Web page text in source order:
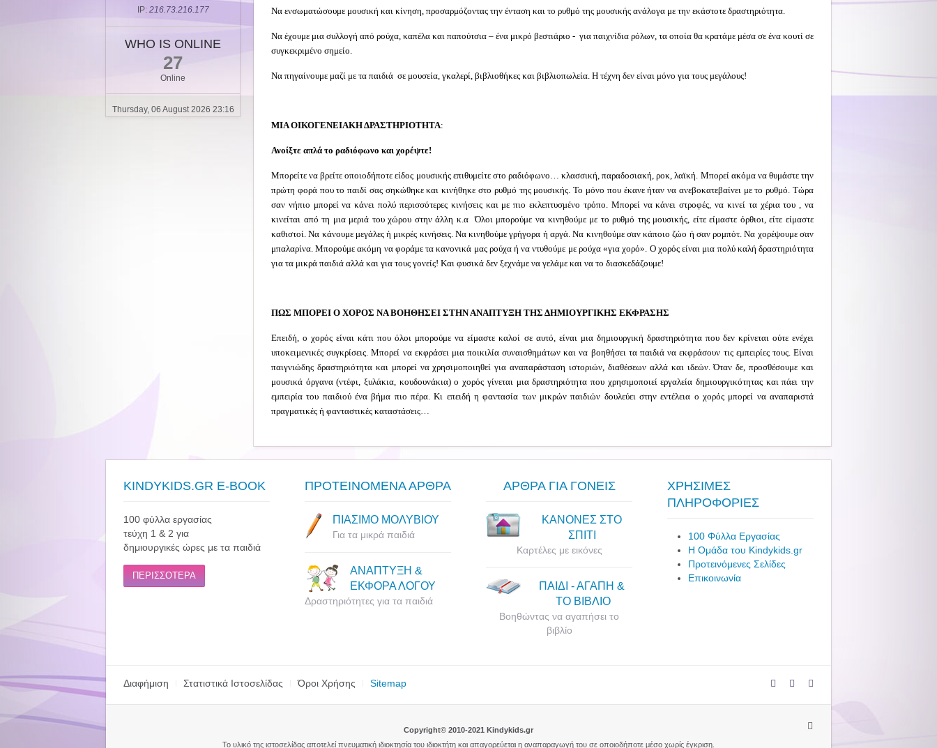
Να ενσωματώσουμε μουσική και κίνηση, προσαρμόζοντας την ένταση και το ρυθμό της μουσικής ανάλογα με την εκάστοτε δραστηριότητα.
Να έχουμε μια συλλογή από ρούχα, καπέλα και παπούτσια – ένα μικρό βεστιάριο - για παιχνίδια ρόλων, τα οποία θα κρατάμε μέσα σε ένα κουτί σε
συγκεκριμένο σημείο.
Να πηγαίνουμε μαζί με τα παιδιά σε μουσεία, γκαλερί, βιβλιοθήκες και βιβλιοπωλεία. Η τέχνη δεν είναι μόνο για τους μεγάλους!
ΜΙΑ ΟΙΚΟΓΕΝΕΙΑΚΗ ΔΡΑΣΤΗΡΙΟΤΗΤΑ:
Ανοίξτε απλά το ραδιόφωνο και χορέψτε!
Μπορείτε να βρείτε οποιοδήποτε είδος μουσικής επιθυμείτε στο ραδιόφωνο… κλασσική, παραδοσιακή, ροκ, λαϊκή. Μπορεί ακόμα να θυμάστε την
πρώτη φορά που το παιδί σας σηκώθηκε και κινήθηκε στο ρυθμό της μουσικής. Το μόνο που έκανε ήταν να ανεβοκατεβαίνει με το ρυθμό. Τώρα
σαν νήπιο μπορεί να κάνει πολύ περισσότερες κινήσεις και με πιο εκλεπτυσμένο τρόπο. Μπορεί να κάνει στροφές, να κινεί τα χέρια του , να
κινείται από τη μια μεριά του χώρου στην άλλη κ.α Όλοι μπορούμε να κινηθούμε με το ρυθμό της μουσικής, είτε είμαστε όρθιοι, είτε είμαστε
καθιστοί. Να κάνουμε μεγάλες ή μικρές κινήσεις. Να κινηθούμε γρήγορα ή αργά. Να κινηθούμε σαν κάποιο ζώο ή σαν ρομπότ. Να χορέψουμε σαν
μπαλαρίνα. Μπορούμε ακόμη να φοράμε τα κανονικά μας ρούχα ή να ντυθούμε με ρούχα «για χορό». Ο χορός είναι μια πολύ καλή δραστηριότητα
για τα μικρά παιδιά αλλά και για τους γονείς! Και φυσικά δεν ξεχνάμε να γελάμε και να το διασκεδάζουμε!
ΠΩΣ ΜΠΟΡΕΙ Ο ΧΟΡΟΣ ΝΑ ΒΟΗΘΗΣΕΙ ΣΤΗΝ ΑΝΑΠΤΥΞΗ ΤΗΣ ΔΗΜΙΟΥΡΓΙΚΗΣ ΕΚΦΡΑΣΗΣ
Επειδή, ο χορός είναι κάτι που όλοι μπορούμε να είμαστε καλοί σε αυτό, είναι μια δημιουργική δραστηριότητα που δεν κρίνεται ούτε ενέχει
υποκειμενικές συγκρίσεις. Μπορεί να εκφράσει μια ποικιλία συναισθημάτων και να βοηθήσει τα παιδιά να εκφράσουν τις εμπειρίες τους. Είναι
παιγνιώδης δραστηριότητα και μπορεί να χρησιμοποιηθεί για αναπαράσταση ιστοριών, διαθέσεων αλλά και ιδεών. Όταν δε, προσθέσουμε και
μουσικά όργανα (ντέφι, ξυλάκια, κουδουνάκια) ο χορός γίνεται μια δραστηριότητα που χρησιμοποιεί εργαλεία δημιουργικότητας και πάει την
εμπειρία του παιδιού ένα βήμα πιο πέρα. Κι επειδή η φαντασία των μικρών παιδιών δουλεύει στην εντέλεια ο χορός μπορεί να αναπαριστά
πραγματικές ή φανταστικές καταστάσεις…
IP: 216.73.216.177
WHO IS ONLINE
27
Online
Thursday, 06 August 2026 23:16
KINDYKIDS.GR E-BOOK
100 φύλλα εργασίας
τεύχη 1 & 2 για
δημιουργικές ώρες με τα παιδιά
ΠΕΡΙΣΣΟΤΕΡΑ
ΠΡΟΤΕΙΝΟΜΕΝΑ ΑΡΘΡΑ
ΠΙΑΣΙΜΟ ΜΟΛΥΒΙΟΥ
Για τα μικρά παιδιά
ΑΝΑΠΤΥΞΗ &
ΕΚΦΟΡΑ ΛΟΓΟΥ
Δραστηριότητες για τα παιδιά
ΑΡΘΡΑ ΓΙΑ ΓΟΝΕΙΣ
ΚΑΝΟΝΕΣ ΣΤΟ
ΣΠΙΤΙ
Καρτέλες με εικόνες
ΠΑΙΔΙ - ΑΓΑΠΗ &
ΤΟ ΒΙΒΛΙΟ
Βοηθώντας να αγαπήσει το
βιβλίο
ΧΡΗΣΙΜΕΣ
ΠΛΗΡΟΦΟΡΙΕΣ
100 Φύλλα Εργασίας
Η Ομάδα του Kindykids.gr
Προτεινόμενες Σελίδες
Επικοινωνία
Διαφήμιση Στατιστικά Ιστοσελίδας Όροι Χρήσης Sitemap
Copyright© 2010-2021 Kindykids.gr
Το υλικό της ιστοσελίδας αποτελεί πνευματική ιδιοκτησία του ιδιοκτήτη και απαγορεύεται η αναπαραγωγή του σε οποιοδήποτε μέσο χωρίς έγκριση.